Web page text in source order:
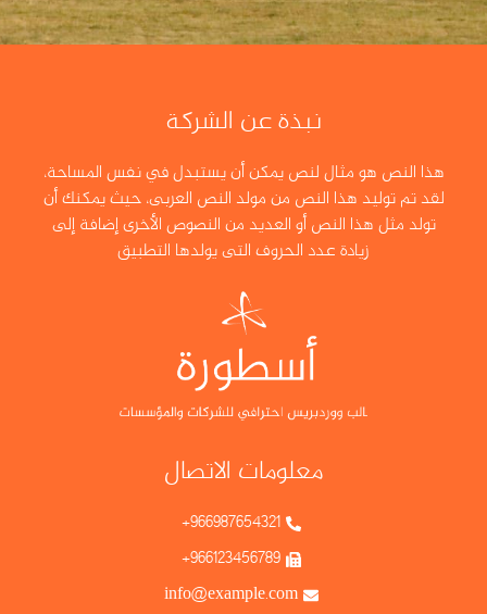
نبذة عن الشركة
هذا النص هو مثال لنص يمكن أن يستبدل في نفس المساحة،
لقد تم توليد هذا النص من مولد النص العربى، حيث يمكنك أن
تولد مثل هذا النص أو العديد من النصوص الأخرى إضافة إلى
زيادة عدد الحروف التى يولدها التطبيق
معلومات الاتصال
966987654321+
966123456789+
info@example.com